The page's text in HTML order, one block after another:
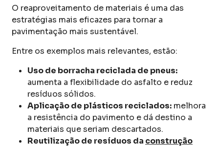
O reaproveitamento de materiais é uma das
estratégias mais eficazes para tornar a
pavimentação mais sustentável.
Entre os exemplos mais relevantes, estão:
Uso de borracha reciclada de pneus:
aumenta a flexibilidade do asfalto e reduz
resíduos sólidos.
Aplicação de plásticos reciclados: melhora
a resistência do pavimento e dá destino a
materiais que seriam descartados.
Reutilização de resíduos da construção